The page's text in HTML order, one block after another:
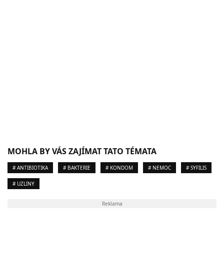
MOHLA BY VÁS ZAJÍMAT TATO TÉMATA
# ANTIBIOTIKA # BAKTERIE # KONDOM # NEMOC # SYFILIS
# UZLINY
Reklama